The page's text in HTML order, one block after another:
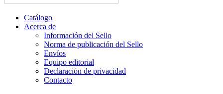
Catálogo
Acerca de
Información del Sello
Norma de publicación del Sello
Envíos
Equipo editorial
Declaración de privacidad
Contacto